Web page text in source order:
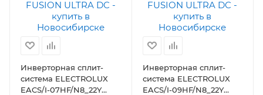
Инверторная сплит-
система ELECTROLUX
EACS/I-07HF/N8_22Y
Инверторная сплит-
система ELECTROLUX
EACS/I-09HF/N8_22Y